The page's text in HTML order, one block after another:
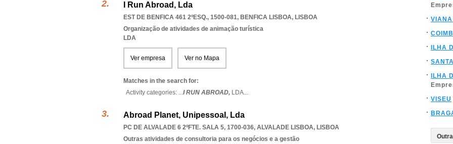
I Run Abroad, Lda
EST DE BENFICA 461 2ºESQ., 1500-081, BENFICA LISBOA, LISBOA
Organização de atividades de animação turística
LDA
Ver empresa Ver no Mapa
Matches in the search for:
Activity categories: ...I RUN ABROAD, LDA...
Abroad Planet, Unipessoal, Lda
PC DE ALVALADE 6 2ºFTE. SALA 5, 1700-036, ALVALADE LISBOA, LISBOA
Outras atividades de consultoria para os negócios e a gestão
ILHA
ILHA
VISEU